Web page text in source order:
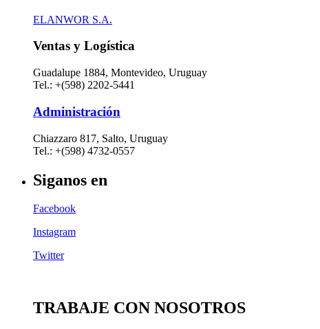
ELANWOR S.A.
Ventas y Logística
Guadalupe 1884, Montevideo, Uruguay
Tel.: +(598) 2202-5441
Administración
Chiazzaro 817, Salto, Uruguay
Tel.: +(598) 4732-0557
Siganos en
Facebook
Instagram
Twitter
TRABAJE CON NOSOTROS